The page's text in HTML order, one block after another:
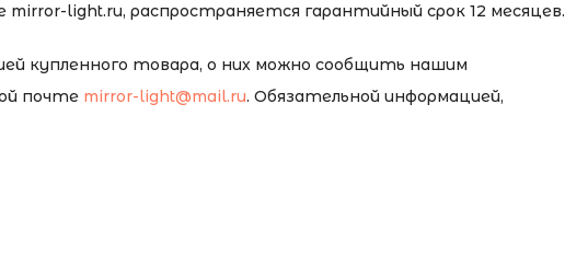
light.ru, распространяется гарантийный срок 12 месяцев.
купленного товара, о них можно сообщить нашим
почте mirror-light@mail.ru. Обязательной информацией,